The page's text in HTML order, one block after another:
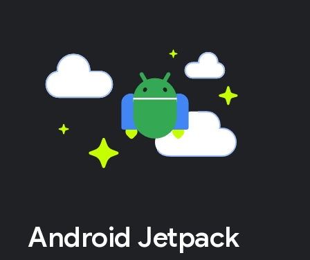
Android Jetpack